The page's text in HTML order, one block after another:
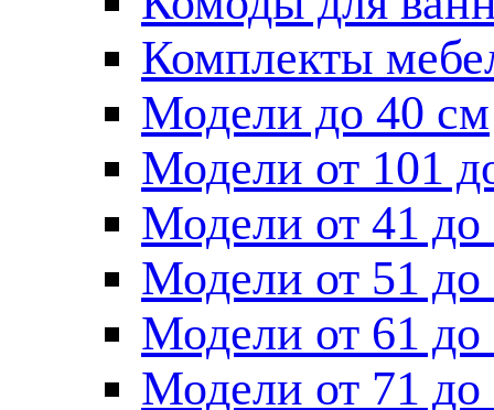
Комплекты
Модели до 40 см
Модели от 101
Модели от 41 до
Модели от 51 до
Модели от 61 до
Модели от 71 до